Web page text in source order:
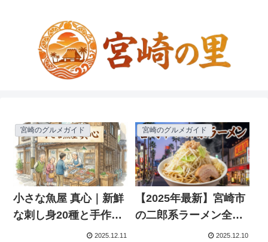
宮崎のグルメガイド
小さな魚屋 真心｜新鮮
な刺し身20種と手作り
惣菜が評判！店舗情2025.12.11
宮崎のグルメガイド
【2025年最新】宮崎市
の二郎系ラーメン全店
ガイド｜完全比較マッ
2025.12.10